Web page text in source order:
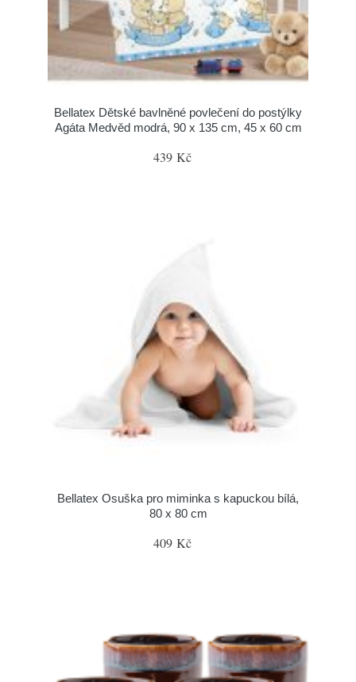
Bellatex Dětské bavlněné povlečení do postýlky
Agáta Medvěd modrá, 90 x 135 cm, 45 x 60 cm
439 Kč
Bellatex Osuška pro miminka s kapuckou bílá,
80 x 80 cm
409 Kč